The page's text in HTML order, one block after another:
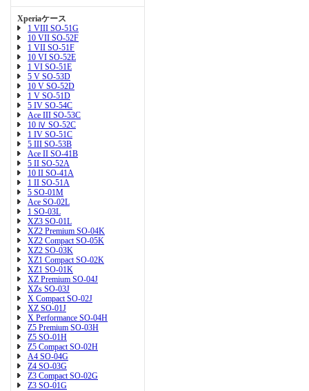
Xperiaケース
1 VIII SO-51G
10 VII SO-52F
1 VII SO-51F
10 VI SO-52E
1 VI SO-51E
5 V SO-53D
10 V SO-52D
1 V SO-51D
5 IV SO-54C
Ace III SO-53C
10 Ⅳ SO-52C
1 IV SO-51C
5 III SO-53B
Ace II SO-41B
5 II SO-52A
10 II SO-41A
1 II SO-51A
5 SO-01M
Ace SO-02L
1 SO-03L
XZ3 SO-01L
XZ2 Premium SO-04K
XZ2 Compact SO-05K
XZ2 SO-03K
XZ1 Compact SO-02K
XZ1 SO-01K
XZ Premium SO-04J
XZs SO-03J
X Compact SO-02J
XZ SO-01J
X Performance SO-04H
Z5 Premium SO-03H
Z5 SO-01H
Z5 Compact SO-02H
A4 SO-04G
Z4 SO-03G
Z3 Compact SO-02G
Z3 SO-01G